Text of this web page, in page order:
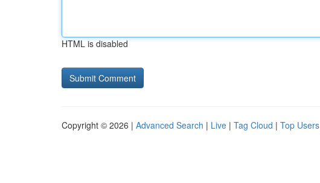
HTML is disabled
Copyright © 2026 | Advanced Search | Live | Tag Cloud | Top Users